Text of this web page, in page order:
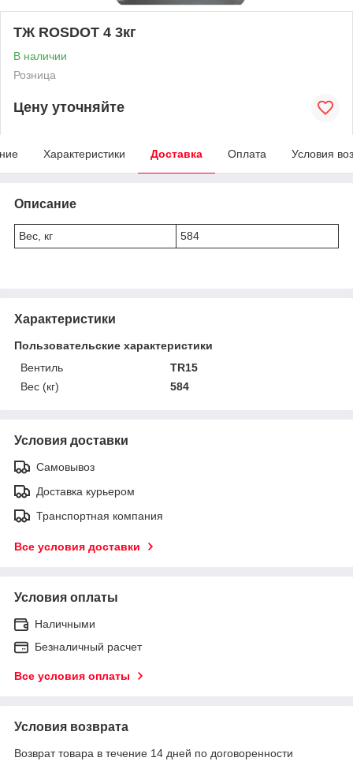
ТЖ ROSDOT 4 3кг
В наличии
Розница
Цену уточняйте
Характеристики Доставка Оплата Условия
Описание
Вес, кг 584
Характеристики
Пользовательские характеристики
Вентиль
TR15
Вес (кг)
584
Условия доставки
Самовывоз
Доставка курьером
Транспортная компания
Все условия доставки
Условия оплаты
Наличными
Безналичный расчет
Все условия оплаты
Условия возврата
Возврат товара в течение 14 дней по договоренности